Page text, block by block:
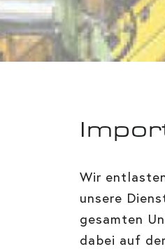
Wir
unsere
gesamten
dabei auf der